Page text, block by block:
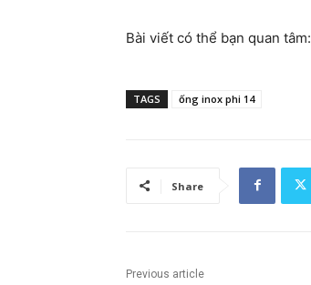
Bài viết có thể bạn quan tâm:
TAGS ống inox phi 14
Share
Previous article